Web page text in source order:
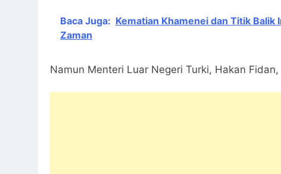
Baca Juga: Kematian Khamenei dan Titik
Zaman
Namun Menteri Luar Negeri Turki, Hakan